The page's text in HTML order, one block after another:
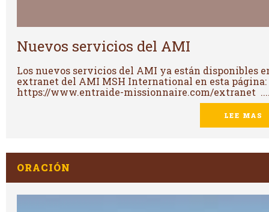
Nuevos servicios del AMI
Los nuevos servicios del AMI ya están disponibles
extranet del AMI MSH International en esta página:
https://www.entraide-missionnaire.com/extranet
LEE MAS
ORACIÓN